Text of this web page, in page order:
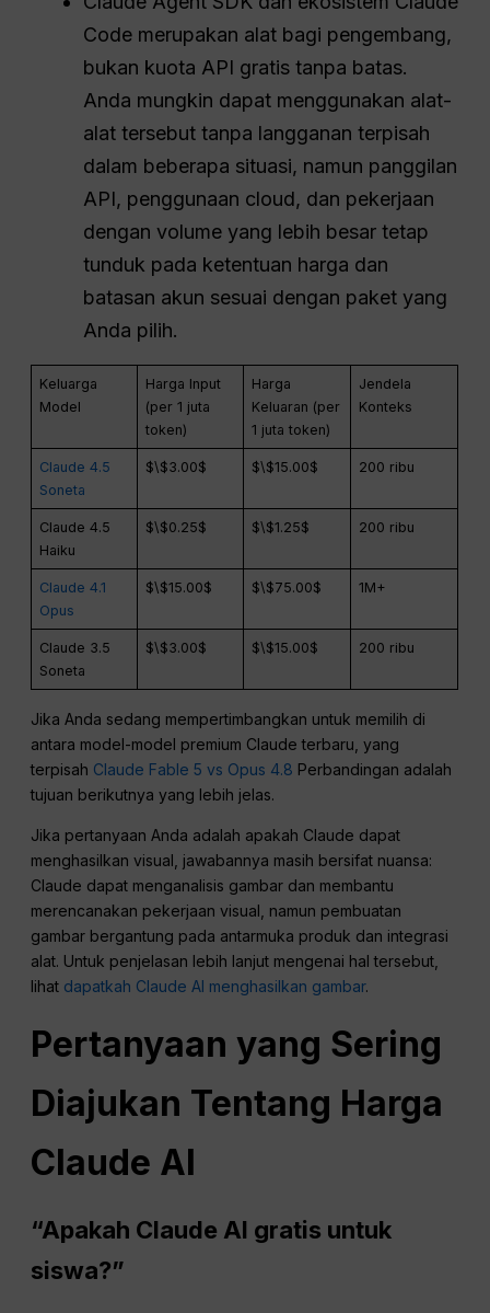
Code merupakan alat bagi pengembang,
bukan kuota API gratis tanpa batas.
Anda mungkin dapat menggunakan alat-
alat tersebut tanpa langganan terpisah
dalam beberapa situasi, namun panggilan
API, penggunaan cloud, dan pekerjaan
dengan volume yang lebih besar tetap
tunduk pada ketentuan harga dan
batasan akun sesuai dengan paket yang
Anda pilih.
Keluarga
Model
Harga Input
(per 1 juta
token)
Harga
Keluaran (per
1 juta token)
Jendela
Konteks
Claude 4.5
Soneta
$\$3.00$ $\$15.00$ 200 ribu
Claude 4.5
Haiku
$\$0.25$ $\$1.25$ 200 ribu
Claude 4.1
Opus
$\$15.00$ $\$75.00$ 1M+
Claude 3.5
Soneta
$\$3.00$ $\$15.00$ 200 ribu
Jika Anda sedang mempertimbangkan untuk memilih di
antara model-model premium Claude terbaru, yang
terpisah Claude Fable 5 vs Opus 4.8 Perbandingan adalah
tujuan berikutnya yang lebih jelas.
Jika pertanyaan Anda adalah apakah Claude dapat
menghasilkan visual, jawabannya masih bersifat nuansa:
Claude dapat menganalisis gambar dan membantu
merencanakan pekerjaan visual, namun pembuatan
gambar bergantung pada antarmuka produk dan integrasi
alat. Untuk penjelasan lebih lanjut mengenai hal tersebut,
lihat dapatkah Claude AI menghasilkan gambar.
Pertanyaan yang Sering
Diajukan Tentang Harga
Claude AI
“Apakah Claude AI gratis untuk
siswa?”